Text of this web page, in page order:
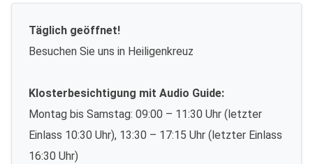
Täglich geöffnet!
Besuchen Sie uns in Heiligenkreuz
Klosterbesichtigung mit Audio Guide:
Montag bis Samstag: 09:00 – 11:30 Uhr (letzter
Einlass 10:30 Uhr), 13:30 – 17:15 Uhr (letzter Einlass
16:30 Uhr)